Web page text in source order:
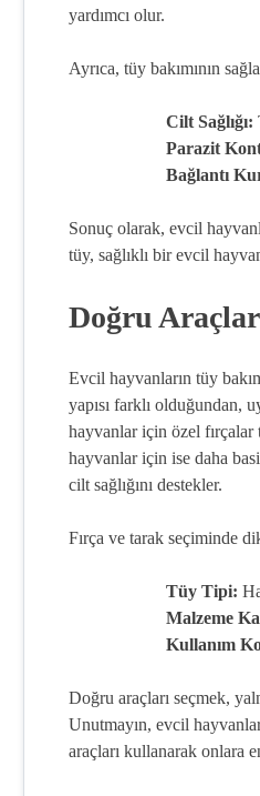
yardımcı olur.
Ayrıca, tüy bakımının
Cilt Sağlığı:
Parazit
Bağlantı
Sonuç olarak, evcil
tüy, sağlıklı bir evcil
Doğru
Evcil hayvanların tüy
yapısı farklı olduğundan,
hayvanlar için özel fırçalar
hayvanlar için ise daha
cilt sağlığını destekler.
Fırça ve tarak seçiminde
Tüy Tipi:
Malzeme
Kullanım
Doğru araçları seçmek,
Unutmayın, evcil
araçları kullanarak onlara